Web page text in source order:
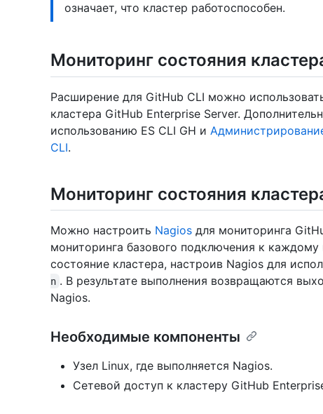
означает, что кластер работоспособен.
Мониторинг состояния
Расширение для GitHub CLI можно
кластера GitHub Enterprise Server.
использованию ES CLI GH и
CLI.
Мониторинг состояния
Можно настроить Nagios для мониторинга
мониторинга базового подключения к
состояние кластера, настроив Nagios для
n . В результате выполнения возвращаются
Nagios.
Необходимые компоненты
Узел Linux, где выполняется Nagios.
Сетевой доступ к кластеру GitHub